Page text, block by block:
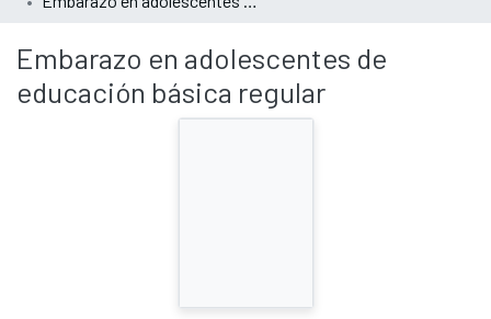
Embarazo en adolescentes de
educación básica regular